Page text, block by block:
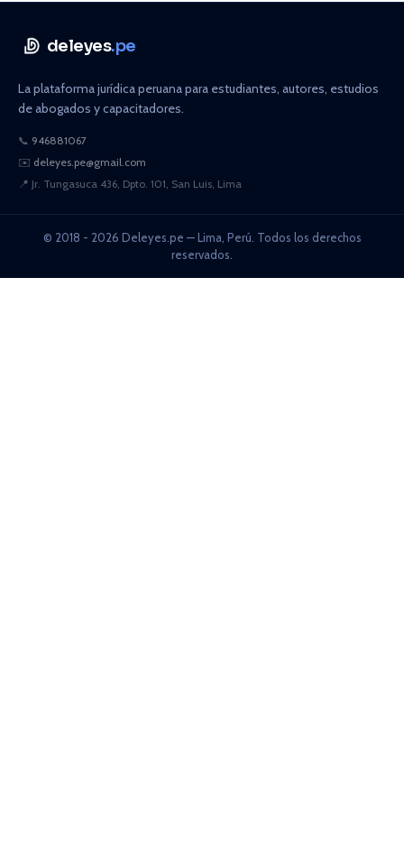
deleyes.pe
La plataforma jurídica peruana para estudiantes, autores, estudios
de abogados y capacitadores.
📞 946881067
✉️ deleyes.pe@gmail.com
📍 Jr. Tungasuca 436, Dpto. 101, San Luis, Lima
© 2018 - 2026 Deleyes.pe — Lima, Perú. Todos los derechos
reservados.